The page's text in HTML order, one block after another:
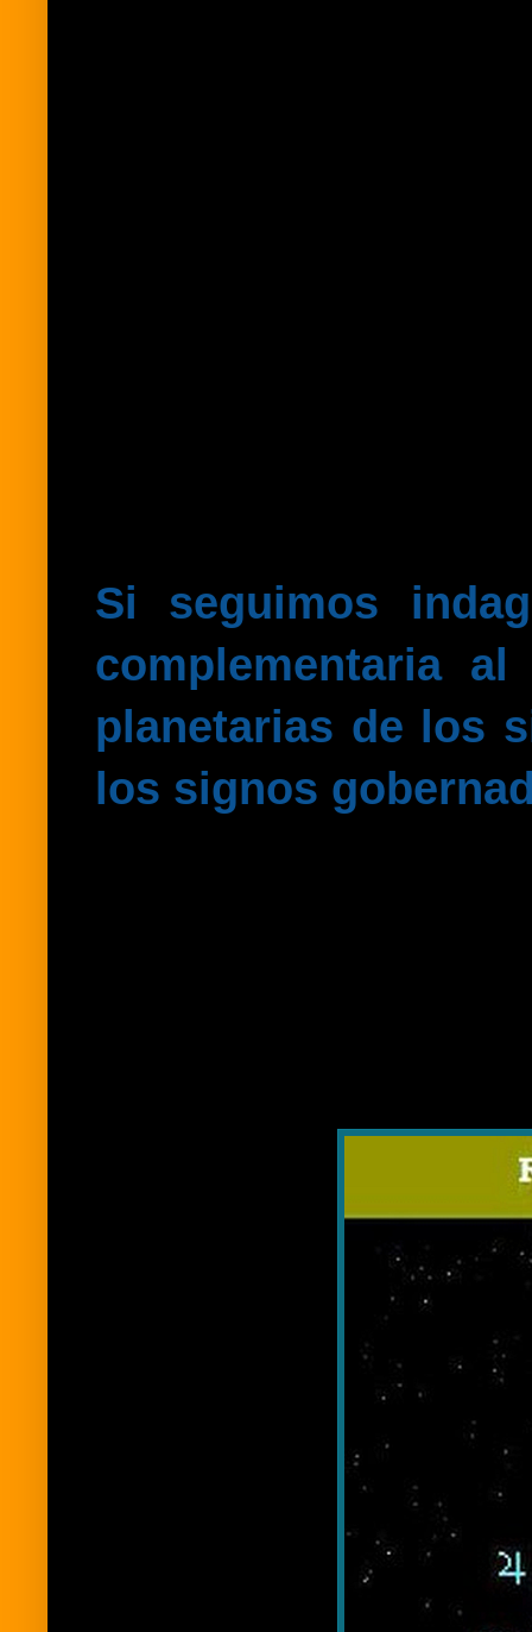
Si seguimos
complementaria
planetarias de los
los signos